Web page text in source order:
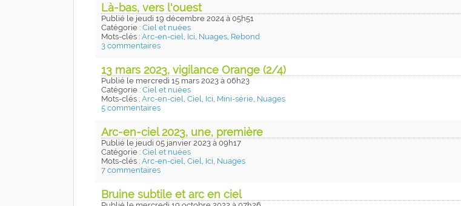
Là-bas, vers l'ouest
Publié le jeudi 19 décembre 2024 à 05h51
Catégorie : Ciel et nuées
Mots-clés : Arc-en-ciel, Ici, Nuages, Rebond
3 commentaires
13 mars 2023, vigilance Orange (2/4)
Publié le mercredi 15 mars 2023 à 06h23
Catégorie : Ciel et nuées
Mots-clés : Arc-en-ciel, Ciel, Ici, Mini-série, Nuages
5 commentaires
Arc-en-ciel 2023, une, première
Publié le jeudi 05 janvier 2023 à 09h17
Catégorie : Ciel et nuées
Mots-clés : Arc-en-ciel, Ciel, Ici, Nuages
7 commentaires
Bruine subtile et arc en ciel